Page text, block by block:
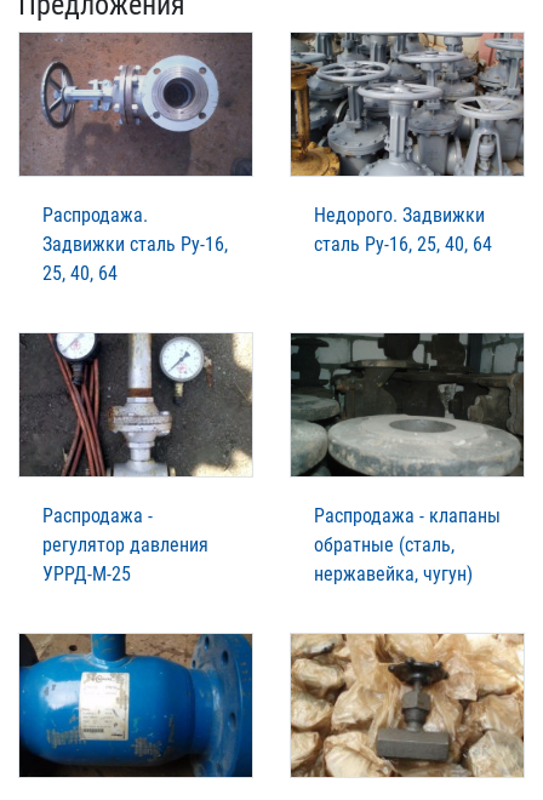
Распродажа.
Задвижки сталь Ру-16,
25, 40, 64
Недорого. Задвижки
сталь Ру-16, 25, 40, 64
Распродажа -
регулятор давления
УРРД-М-25
Распродажа - клапаны
обратные (сталь,
нержавейка, чугун)